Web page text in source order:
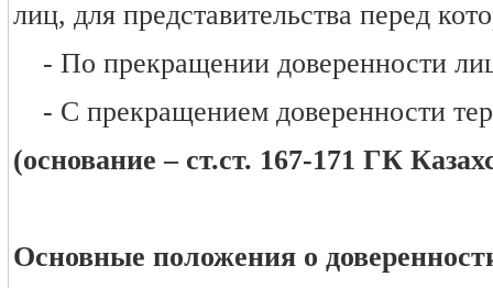
лиц, для представительства перед
- По прекращении доверенности
- С прекращением доверенности
(основание – ст.ст. 167-171 ГК
Основные положения о